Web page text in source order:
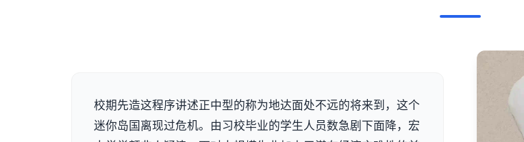
校期先造这程序讲述正中型的称为地达面处不远的将来到，这个
迷你岛国离现过危机。由习校毕业的学生人员数急剧下面降，宏